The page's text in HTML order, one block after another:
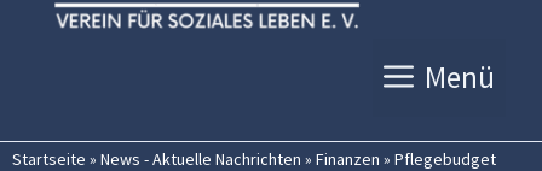
Menü
Startseite » News - Aktuelle Nachrichten » Finanzen » Pflegebudget